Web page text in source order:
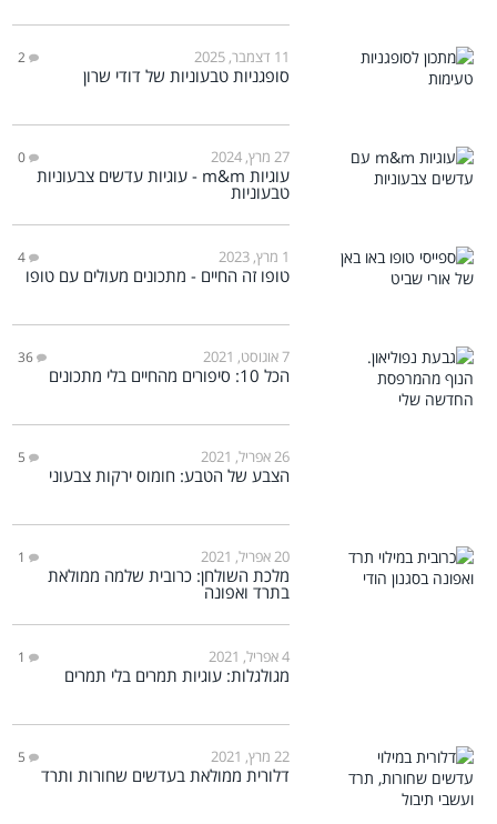
11 דצמבר, 2025 2
סופגניות טבעוניות של דודי שרון
27 מרץ, 2024 0
עוגיות m&m - עוגיות עדשים צבעוניות
טבעוניות
1 מרץ, 2023 4
טופו זה החיים - מתכונים מעולים עם טופו
7 אוגוסט, 2021 36
הכל 10: סיפורים מהחיים בלי מתכונים
26 אפריל, 2021 5
הצבע של הטבע: חומוס ירקות צבעוני
20 אפריל, 2021 1
מלכת השולחן: כרובית שלמה ממולאת
בתרד ואפונה
4 אפריל, 2021 1
מגולגלות: עוגיות תמרים בלי תמרים
22 מרץ, 2021 5
דלורית ממולאת בעדשים שחורות ותרד